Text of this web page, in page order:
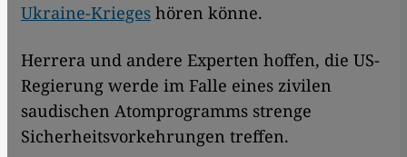
Ukraine-Krieges hören könne.
Herrera und andere Experten hoffen, die US-
Regierung werde im Falle eines zivilen
saudischen Atomprogramms strenge
Sicherheitsvorkehrungen treffen.